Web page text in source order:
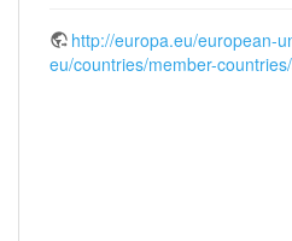
http://europa.eu/european-
eu/countries/member-